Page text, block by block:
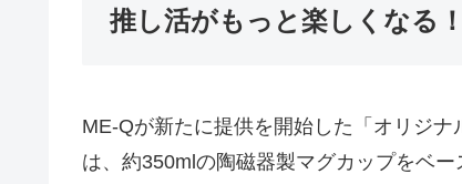
推し活がもっと楽しくなる
ME-Qが新たに提供を開始した「オリジナ
は、約350mlの陶磁器製マグカップをベ